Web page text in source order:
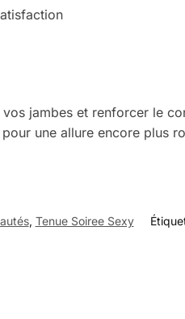
jambes et renforcer le
une allure encore plus
, Tenue Soiree Sexy